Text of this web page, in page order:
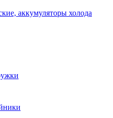
аккумуляторы холода